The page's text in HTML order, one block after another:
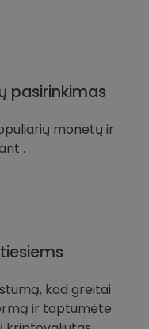
pasirinkimas
monetų ir
.
kad greitai
ir taptumėte